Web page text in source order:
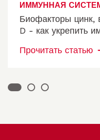
ИММУННАЯ
Биофакторы цинк,
D - как укрепить
Прочитать статью